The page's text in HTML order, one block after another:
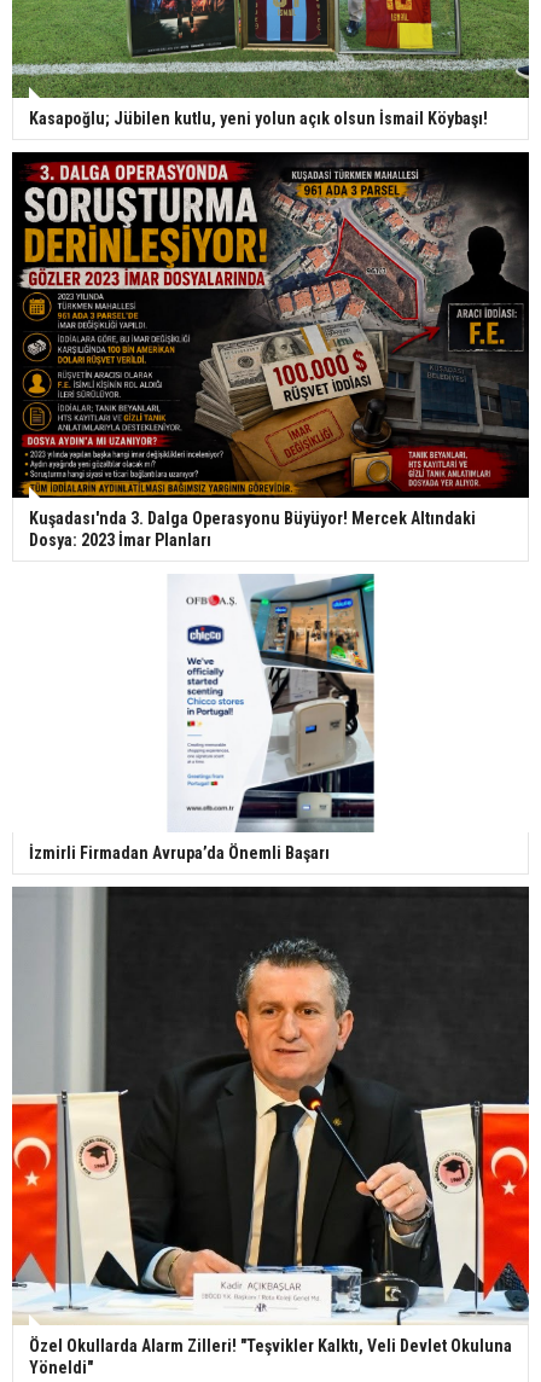
Kasapoğlu; Jübilen kutlu, yeni yolun açık olsun İsmail Köybaşı!
Kuşadası'nda 3. Dalga Operasyonu Büyüyor! Mercek Altındaki
Dosya: 2023 İmar Planları
İzmirli Firmadan Avrupa’da Önemli Başarı
Özel Okullarda Alarm Zilleri! "Teşvikler Kalktı, Veli Devlet Okuluna
Yöneldi"